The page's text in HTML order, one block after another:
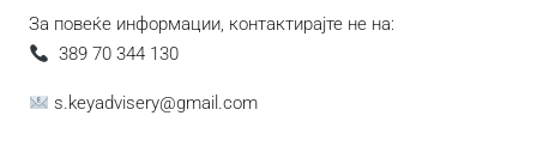
За повеќе информации, контактирајте не на:
389 70 344 130
s.keyadvisery@gmail.com